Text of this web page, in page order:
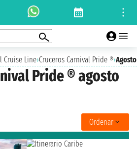
Cruise Line›Cruceros Carnival Pride ®›
Pride ® agosto
Ordenar